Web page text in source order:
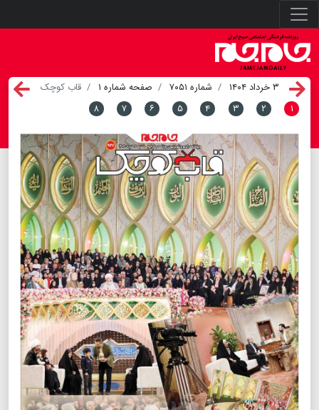
۳ خرداد ۱۴۰۴ شماره ۷۰۵۱ صفحه شماره ۱
قاب کوچک
۱
۲ ۳ ۴ ۵ ۶ ۷ ۸